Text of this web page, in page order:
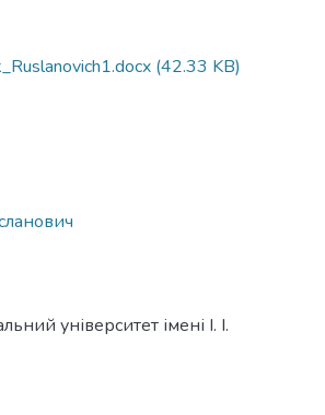
(42.33 KB)
університет імені І. І.